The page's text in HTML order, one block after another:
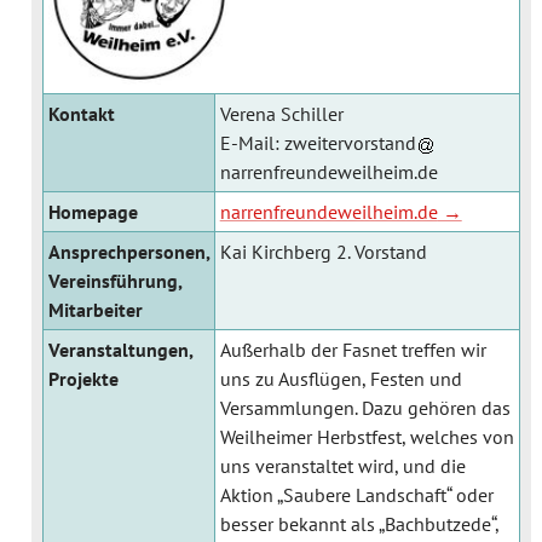
Kontakt
Verena Schiller
E-Mail: zweitervorstand
narrenfreundeweilheim.de
Homepage
narrenfreundeweilheim.de
Ansprechpersonen,
Vereinsführung,
Mitarbeiter
Kai Kirchberg 2. Vorstand
Veranstaltungen,
Projekte
Außerhalb der Fasnet treffen wir
uns zu Ausflügen, Festen und
Versammlungen. Dazu gehören das
Weilheimer Herbstfest, welches von
uns veranstaltet wird, und die
Aktion „Saubere Landschaft“ oder
besser bekannt als „Bachbutzede“,